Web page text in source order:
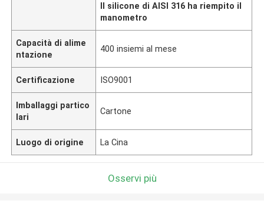
Il silicone di AISI 316 ha riempito il
manometro
Capacità di alime
ntazione
400 insiemi al mese
Certificazione ISO9001
Imballaggi partico
lari
Cartone
Luogo di origine La Cina
Osservi più